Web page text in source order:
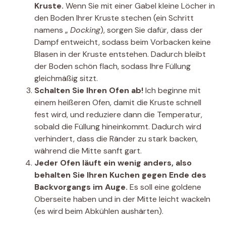
Kruste. Wenn Sie mit einer Gabel kleine Löcher in
den Boden Ihrer Kruste stechen (ein Schritt
namens „ Docking), sorgen Sie dafür, dass der
Dampf entweicht, sodass beim Vorbacken keine
Blasen in der Kruste entstehen. Dadurch bleibt
der Boden schön flach, sodass Ihre Füllung
gleichmäßig sitzt.
Schalten Sie Ihren Ofen ab!Ich beginne mit
einem heißeren Ofen, damit die Kruste schnell
fest wird, und reduziere dann die Temperatur,
sobald die Füllung hineinkommt. Dadurch wird
verhindert, dass die Ränder zu stark backen,
während die Mitte sanft gart.
Jeder Ofen läuft ein wenig anders, also
behalten Sie Ihren Kuchen gegen Ende des
Backvorgangs im Auge. Es soll eine goldene
Oberseite haben und in der Mitte leicht wackeln
(es wird beim Abkühlen aushärten).